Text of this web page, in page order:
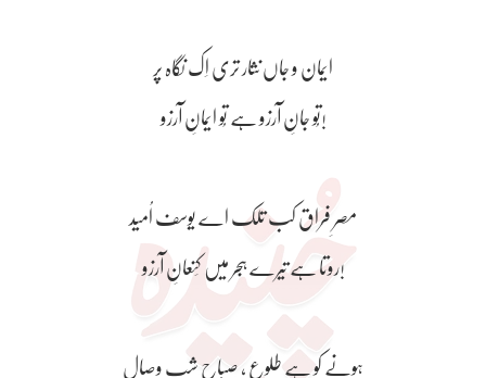
ایمان و جاں نثار تری اِک نگاہ پر
تُو جانِ آرزو ہے تُو ایمانِ آرزو!
مصرِ فراق کب تلک اے یوسف اُمید
روتا ہے تیرے ہجر میں کِنعانِ آرزو!
ہونے کو ہے طلوع ، صباحِ شبِ وصال